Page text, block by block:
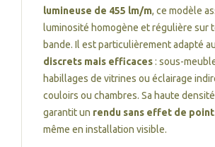
lumineuse de 455 lm/m, ce modèle
luminosité homogène et régulière sur
bande. Il est particulièrement adapté
discrets mais efficaces: sous-
habillages de vitrines ou éclairage
couloirs ou chambres. Sa haute
garantit un rendu sans effet de
même en installation visible.